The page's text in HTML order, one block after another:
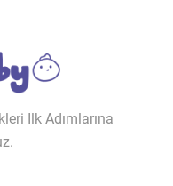
Ilk Adımlarına